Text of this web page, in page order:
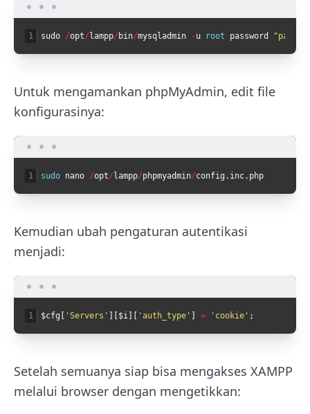
1 sudo /opt/lampp/ bin/mysqladmin -u root password
Untuk mengamankan phpMyAdmin, edit file
konfigurasinya:
1 sudo nano /opt/lampp/phpmyadmin/config . inc. php
Kemudian ubah pengaturan autentikasi
menjadi:
1 $cfg [ 'Servers' ] [$i ] [ 'auth_type' ] = 'cookie' ;
Setelah semuanya siap bisa mengakses XAMPP
melalui browser dengan mengetikkan: